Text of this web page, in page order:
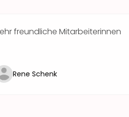
Mitarbeiterinnen